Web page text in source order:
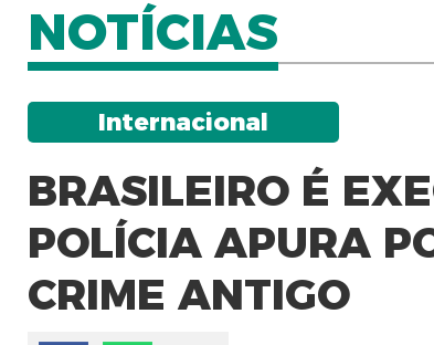
NOTÍCIAS
Internacional
BRASILEIRO É
POLÍCIA APURA
CRIME ANTIGO